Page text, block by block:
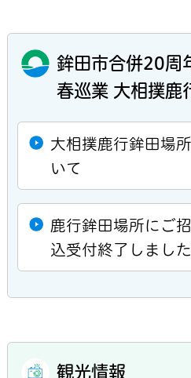
鉾田市合併20
春巡業 大相撲鹿
大相撲鹿行鉾田場
いて
鹿行鉾田場所にご
込受付終了しました
観光情報